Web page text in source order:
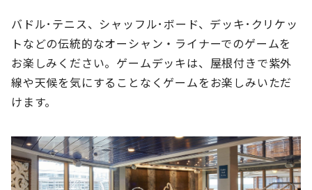
バドル･テニス、シャッフル･ボード、デッキ･クリケッ
トなどの伝統的なオーシャン・ライナーでのゲームを
お楽しみください。ゲームデッキは、屋根付きで紫外
線や天候を気にすることなくゲームをお楽しみいただ
けます。